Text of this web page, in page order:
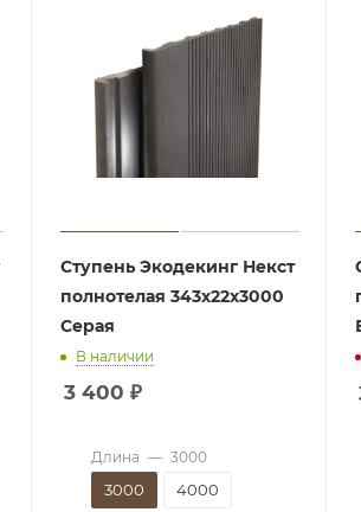
Ступень Экодекинг Некст
полнотелая 343х22х3000
Серая
В наличии
3 400 ₽
Длина — 3000
3000 4000